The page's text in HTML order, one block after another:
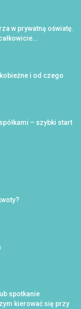
w prywatną oświatę.
i od czego
– szybki start
spotkanie
kierować się przy